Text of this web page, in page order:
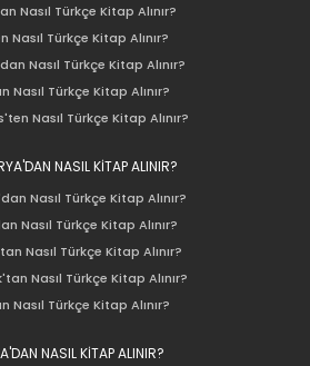
Nasıl Türkçe Kitap Alınır?
Nasıl Türkçe Kitap Alınır?
Nasıl Türkçe Kitap Alınır?
Nasıl Türkçe Kitap Alınır?
Nasıl Türkçe Kitap Alınır?
NASIL KİTAP ALINIR?
Nasıl Türkçe Kitap Alınır?
Nasıl Türkçe Kitap Alınır?
Nasıl Türkçe Kitap Alınır?
Nasıl Türkçe Kitap Alınır?
Nasıl Türkçe Kitap Alınır?
NASIL KİTAP ALINIR?